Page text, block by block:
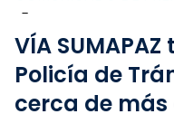
-
VÍA
Policía de
cerca de más